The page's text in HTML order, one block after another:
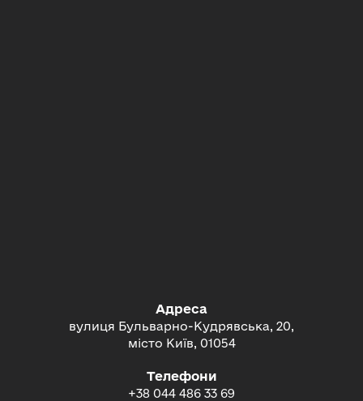
Адреса
вулиця Бульварно-Кудрявська, 20,
місто Київ, 01054
Телефони
+38 044 486 33 69